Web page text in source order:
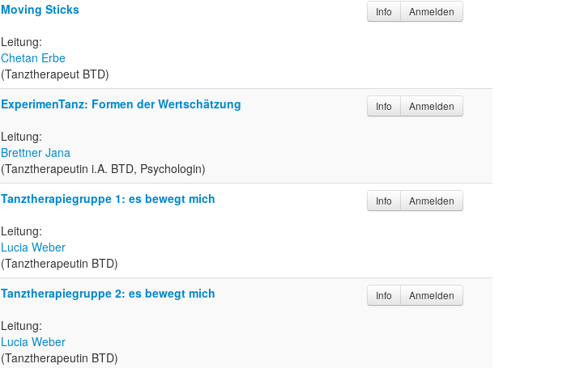
Moving Sticks
Leitung:
Chetan Erbe
(Tanztherapeut BTD)
Info Anmelden
ExperimenTanz: Formen der Wertschätzung
Leitung:
Brettner Jana
(Tanztherapeutin i.A. BTD, Psychologin)
Info Anmelden
Tanztherapiegruppe 1: es bewegt mich
Leitung:
Lucia Weber
(Tanztherapeutin BTD)
Info Anmelden
Tanztherapiegruppe 2: es bewegt mich
Leitung:
Lucia Weber
(Tanztherapeutin BTD)
Info Anmelden